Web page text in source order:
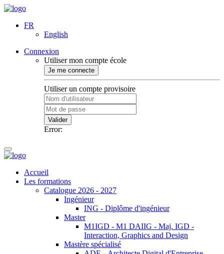
FR
English
Connexion
Utiliser mon compte école
Je me connecte
Utiliser un compte provisoire
Valider
Error:
Accueil
Les formations
Catalogue 2026 - 2027
Ingénieur
ING - Diplôme d'ingénieur
Master
M1IGD - M1 DAIIG - Maj. IGD -
Interaction, Graphics and Design
Mastère spécialisé